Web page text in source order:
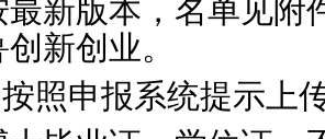
最新版本，名单见
新创业。
照申报系统提示上